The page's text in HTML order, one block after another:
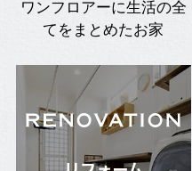
ワンフロアーに生活の全
てをまとめたお家